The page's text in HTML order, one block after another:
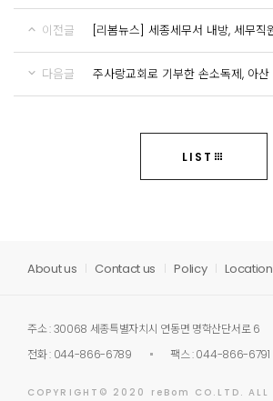
이전글
다음글
LIST
About us Contact us Policy Location
주소 : 30068 세종특별자치시 연동면 명학산단서로 6
전화 : 044-866-6789
팩스 : 044-866-6791
COPYRIGHT© 2020 reBom CO.LTD. ALL